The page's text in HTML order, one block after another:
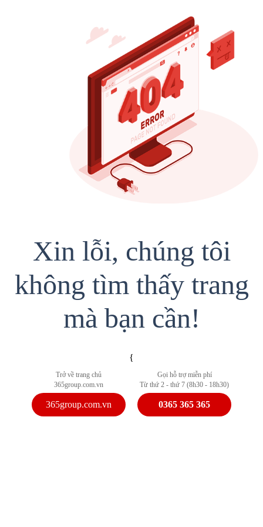
Xin lỗi, chúng tôi
không tìm thấy trang
mà bạn cần!
{
Trở về trang chủ
365group.com.vn
365group.com.vn
Gọi hỗ trợ miễn phí
Từ thứ 2 - thứ 7 (8h30 - 18h30)
0365 365 365